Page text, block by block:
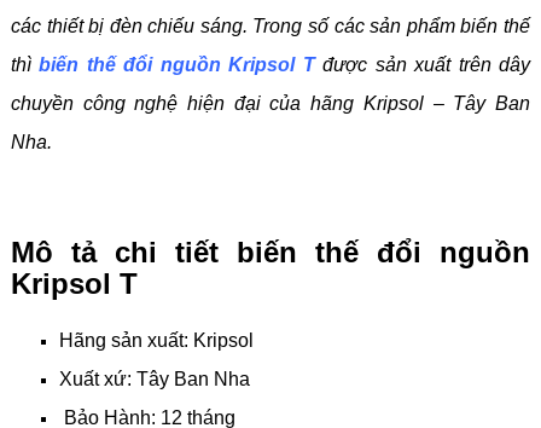
các thiết bị đèn chiếu sáng. Trong số các sản phẩm biến thế
thìbiến thế đổi nguồn Kripsol Tđược sản xuất trên dây
chuyền công nghệ hiện đại của hãng Kripsol – Tây Ban
Nha.
Mô tả chi tiết biến thế đổi nguồn
Kripsol T
Hãng sản xuất: Kripsol
Xuất xứ: Tây Ban Nha
Bảo Hành: 12 tháng